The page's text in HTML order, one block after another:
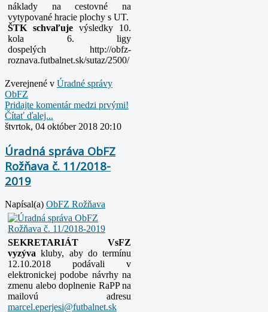
náklady na cestovné na
vytypované hracie plochy s UT.
ŠTK schvaľuje výsledky 10.
kola 6. ligy
dospelých http://obfz-
roznava.futbalnet.sk/sutaz/2500/
Zverejnené v Úradné správy
ObFZ
Pridajte komentár medzi prvými!
Čítať ďalej...
štvrtok, 04 október 2018 20:10
Úradná správa ObFZ
Rožňava č. 11/2018-
2019
Napísal(a) ObFZ Rožňava
SEKRETARIÁT VsFZ
vyzýva kluby, aby do termínu
12.10.2018 podávali v
elektronickej podobe návrhy na
zmenu alebo doplnenie RaPP na
mailovú adresu